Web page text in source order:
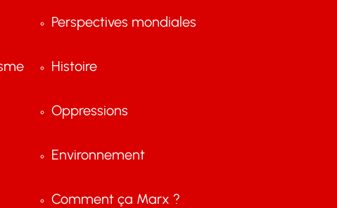
Perspectives mondiales
Histoire
Oppressions
Environnement
Comment ça Marx ?